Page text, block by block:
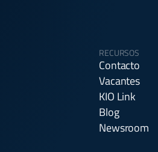
RECURSOS
Contacto
Vacantes
KIO Link
Blog
Newsroom